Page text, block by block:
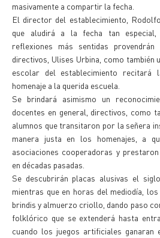
masivamente a compartir la fecha.
El director del establecimiento,
que aludirá a la fecha tan especial,
reflexiones más sentidas
directivos, Ulises Urbina, como también
escolar del establecimiento recitará
homenaje a la querida escuela.
Se brindará asimismo un
docentes en general, directivos, como
alumnos que transitaron por la señera
manera justa en los homenajes, a
asociaciones cooperadoras y
en décadas pasadas.
Se descubrirán placas alusivas el
mientras que en horas del mediodía,
brindis y almuerzo criollo, dando paso
folklórico que se extenderá hasta
cuando los juegos artificiales